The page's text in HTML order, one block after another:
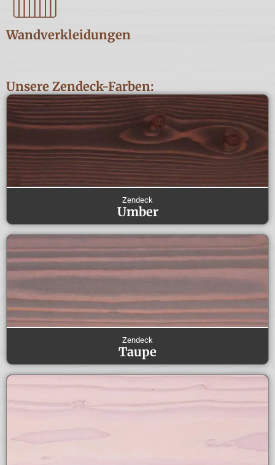
Wandverkleidungen
Unsere Zendeck-Farben:
Zendeck
Umber
Zendeck
Taupe